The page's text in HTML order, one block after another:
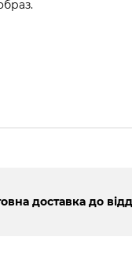
доставка до